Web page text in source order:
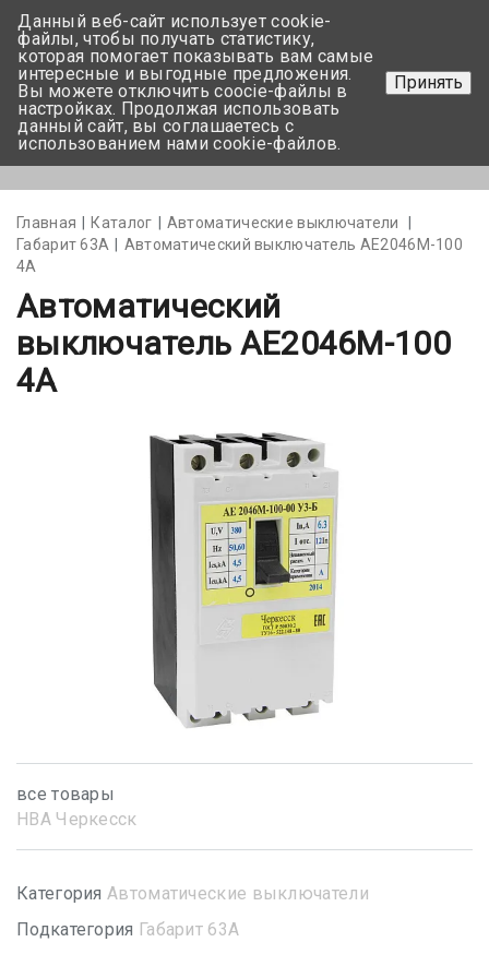
+375 17-350-99-56
+375 44-752-82-08
Задать вопрос
Главная Каталог
Автоматические выключатели
Габарит 63А
Автоматический выключатель АЕ2046М-100
4А
Автоматический
выключатель АЕ2046М-100
4А
все товары
НВА Черкесск
Категория Автоматические выключатели
Подкатегория Габарит 63А
Данный веб-сайт использует cookie-
файлы, чтобы получать статистику,
которая помогает показывать вам самые
интересные и выгодные предложения.
Вы можете отключить coocie-файлы в
настройках. Продолжая использовать
данный сайт, вы соглашаетесь с
использованием нами cookie-файлов.
Принять